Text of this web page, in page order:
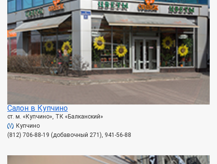
Салон в Купчино
ст. м. «Купчино», ТК «Балканский»
Купчино
(812) 706-88-19 (добавочный 271), 941-56-88